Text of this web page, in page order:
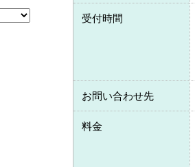
受付時間
お問い合わせ先
料金